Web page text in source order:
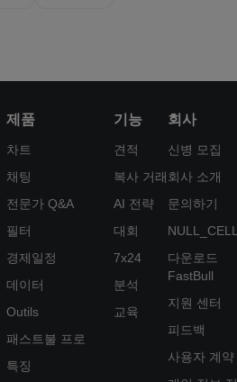
제품
차트
채팅
전문가 Q&A
필터
경제일정
데이터
Outils
패스트불 프로
특징
기능
견적
복사 거래
AI 전략
대회
7x24
분석
교육
회사
신병 모집
회사 소개
문의하기
NULL_CELL
다운로드
FastBull
지원 센터
피드백
사용자 계약